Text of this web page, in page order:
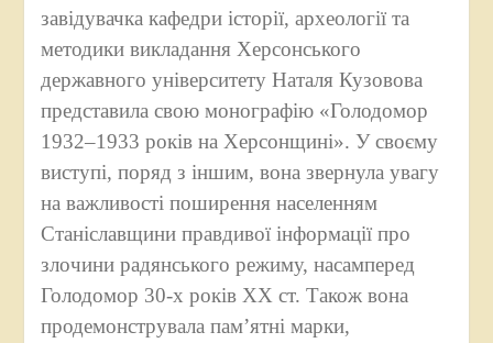
завідувачка кафедри історії, археології та
методики викладання Херсонського
державного університету Наталя Кузовова
представила свою монографію «Голодомор
1932–1933 років на Херсонщині». У своєму
виступі, поряд з іншим, вона звернула увагу
на важливості поширення населенням
Станіславщини правдивої інформації про
злочини радянського режиму, насамперед
Голодомор 30-х років ХХ ст. Також вона
продемонструвала пам’ятні марки,